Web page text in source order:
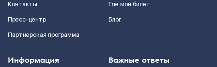
Контакты
Пресс-центр
Партнерская программа
Где мой билет
Блог
Информация Важные ответы